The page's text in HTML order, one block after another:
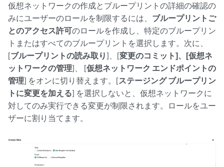
仮想ネットワークの作成とブループリントの詳細の確認の
みにユーザーのロールを制限するには、 ブループリントご
とのアクセス許可のロールを作成し、特定のブループリン
トまたはすべてのブループリントを選択します。次に、
[ブループリントの読み取り]、[変更のコミット]、[仮想ネ
ットワークの管理]、 [仮想ネットワーク エンドポイントの
管理] をオンに切り替えます。[ステージング ブループリン
トに変更を加える] を選択しないと、仮想ネットワークに
対してのみ実行できる変更が制限されます。ロールをユー
ザーに割り当てます。